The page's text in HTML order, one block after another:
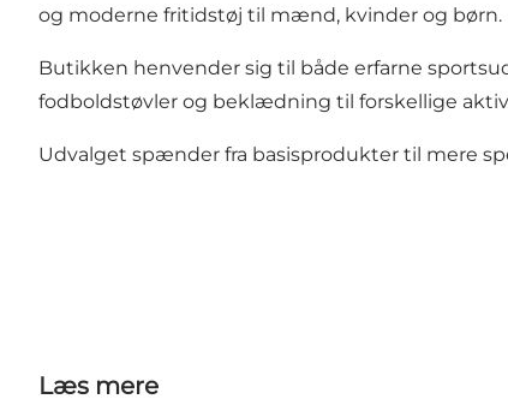
og moderne fritidstøj til mænd, kvinder og børn.
Butikken henvender sig til både erfarne
fodboldstøvler og beklædning til forskellige
Udvalget spænder fra basisprodukter til mere
Læs mere